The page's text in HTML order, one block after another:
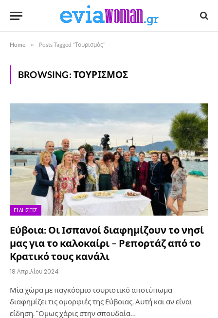
Home » Posts Tagged "Τουρισμός"
BROWSING: ΤΟΥΡΙΣΜΌΣ
ΕΙΔΉΣΕΙΣ
Εύβοια: Οι Ισπανοί διαφημίζουν το νησί
μας για το καλοκαίρι – Ρεπορτάζ από το
Κρατικό τους κανάλι
18 Απριλίου 2024
Μία χώρα με παγκόσμιο τουριστικό αποτύπωμα
διαφημίζει τις ομορφιές της Εύβοιας. Αυτή και αν είναι
είδηση. ¨Ομως χάρις στην σπουδαία…